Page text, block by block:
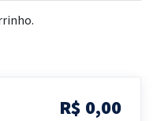
R$ 0,00